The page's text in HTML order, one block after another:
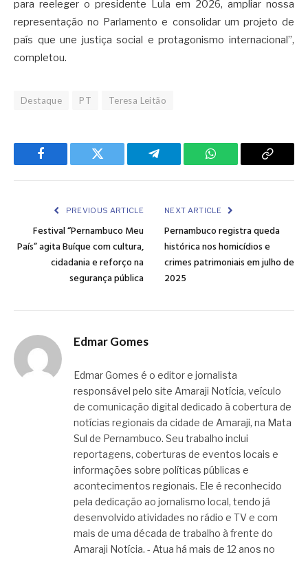
para reeleger o presidente Lula em 2026, ampliar nossa
representação no Parlamento e consolidar um projeto de
país que une justiça social e protagonismo internacional”,
completou.
Destaque PT Teresa Leitão
Facebook Twitter Telegram WhatsApp Copy
PREVIOUS ARTICLE
Festival “Pernambuco Meu
País” agita Buíque com cultura,
cidadania e reforço na
segurança pública
NEXT ARTICLE
Pernambuco registra queda
histórica nos homicídios e
crimes patrimoniais em julho de
2025
Edmar Gomes
Edmar Gomes é o editor e jornalista
responsável pelo site Amaraji Notícia, veículo
de comunicação digital dedicado à cobertura de
notícias regionais da cidade de Amaraji, na Mata
Sul de Pernambuco. Seu trabalho inclui
reportagens, coberturas de eventos locais e
informações sobre políticas públicas e
acontecimentos regionais. Ele é reconhecido
pela dedicação ao jornalismo local, tendo já
desenvolvido atividades no rádio e TV e com
mais de uma década de trabalho à frente do
Amaraji Notícia. - Atua há mais de 12 anos no